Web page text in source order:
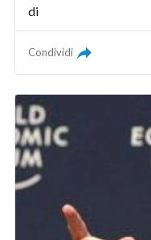
di
Condividi